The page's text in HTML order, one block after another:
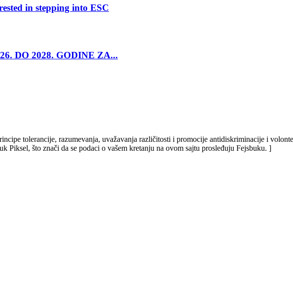
in stepping into ESC
DO 2028. GODINE ZA...
tolerancije, razumevanja, uvažavanja različitosti i promocije antidiskriminacije i
Piksel, što znači da se podaci o vašem kretanju na ovom sajtu prosleđuju Fejsbuku. ]